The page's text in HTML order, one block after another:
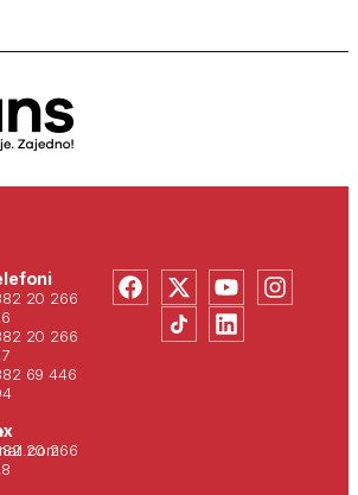
20 266
20 266
69 446
20 266